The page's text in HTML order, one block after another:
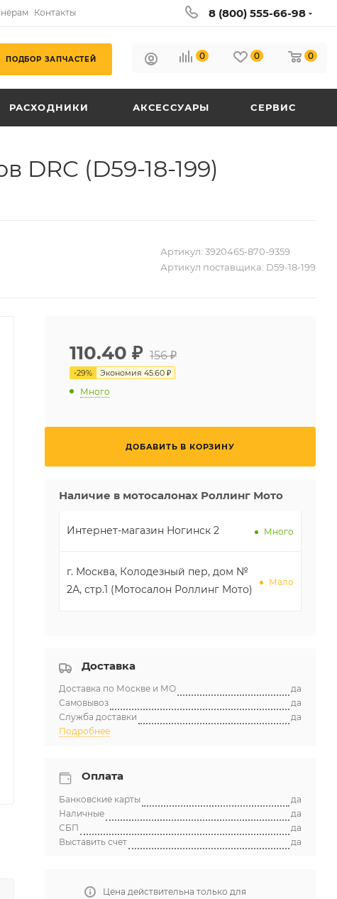
Контакты 8 (800) 555-66-98
ПОДБОР ЗАПЧАСТЕЙ 0 0 0
РАСХОДНИКИ АКСЕССУАРЫ СЕРВИС
DRC (D59-18-199)
Артикул: 3920465-870-9359
Артикул поставщика: D59-18-199
110.40 ₽ 156 ₽
-29% Экономия 45.60 ₽
Много
ДОБАВИТЬ В КОРЗИНУ
Наличие в мотосалонах Роллинг Мото
Интернет-магазин Ногинск 2 Много
г. Москва, Колодезный пер, дом №
2А, стр.1 (Мотосалон Роллинг Мото)
Мало
Доставка
Доставка по Москве и МО
да
Самовывоз
да
Служба доставки
да
Подробнее
Оплата
Банковские карты
да
Наличные
да
СБП
да
Выставить счет
да
Цена действительна только для